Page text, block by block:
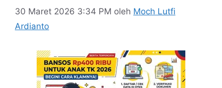
30 Maret 2026 3:34 PM oleh Moch Lutfi
Ardianto